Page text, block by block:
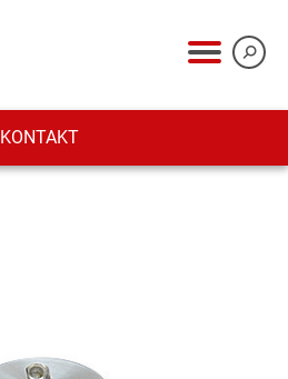
KONTAKT